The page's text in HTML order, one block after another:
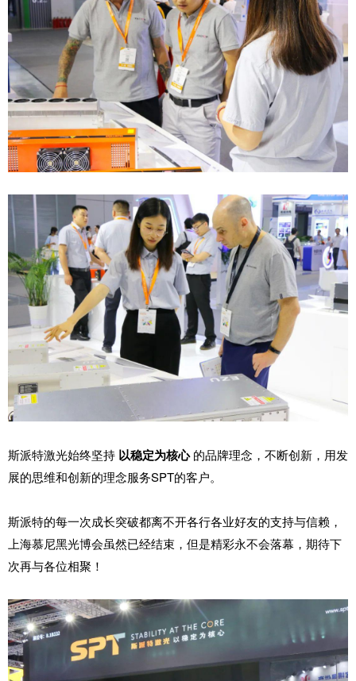
斯派特激光始终坚持 以稳定为核心的品牌理念，不断创新，用发
展的思维和创新的理念服务SPT的客户。
斯派特的每一次成长突破都离不开各行各业好友的支持与信赖，
上海慕尼黑光博会虽然已经结束，但是精彩永不会落幕，期待下
次再与各位相聚！